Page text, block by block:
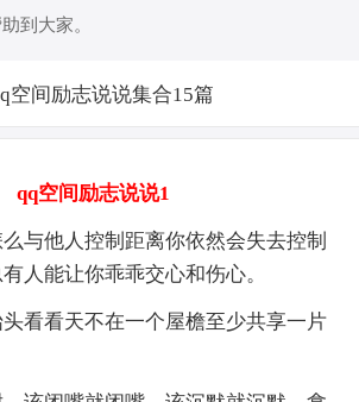
到大家。
qq空间励志说说1
他人控制距离你依然会失去控制
人能让你乖乖交心和伤心。
看天不在一个屋檐至少共享一片